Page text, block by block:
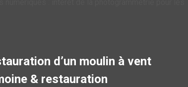
d’un moulin à vent
& restauration